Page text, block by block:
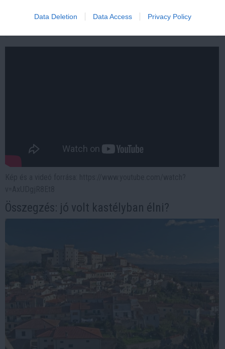
Data Deletion Data Access Privacy Policy
Összegzés: jó volt kastélyban élni?